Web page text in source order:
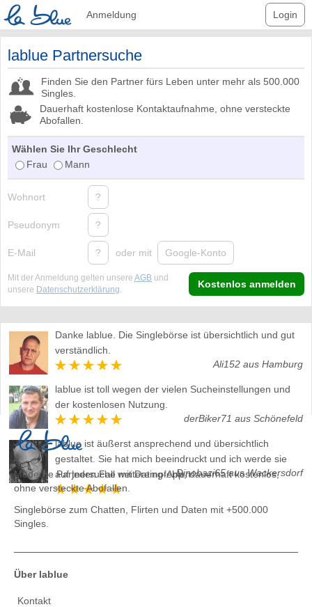
Anmeldung Login
lablue Partnersuche
Finden Sie den Partner fürs Leben unter mehr als 500.000
Singles.
Dauerhaft kostenlose Kontaktaufnahme, ohne versteckte
Abofallen.
Wählen Sie Ihr Geschlecht
Frau
Mann
Wohnort ?
Pseudonym ?
E-Mail ? oder mit Google-Konto
Mit der Anmeldung gelten unsere AGB und
unsere Datenschutzerklärung. Kostenlos anmelden
Danke lablue. Die Singlebörse ist übersichtlich und gut
verständlich.
Ali152 aus Hamburg
lablue ist toll wegen der vielen Sucheinstellungen und
der kostenlosen Nutzung.
derBiker71 aus Schönefeld
lablue ist äußerst ansprechend und übersichtlich
gestaltet. Sie hat mich beeindruckt und ich werde sie
auf jeden Fall weiterempfehlen.Dinobazi65 aus Wackersdorf
Moderne Partnersuche mit Dating-App, dauerhaft kostenlos,
ohne versteckte Abofallen.
Singlebörse zum Chatten, Flirten und Daten mit +500.000
Singles.
Über lablue
Kontakt